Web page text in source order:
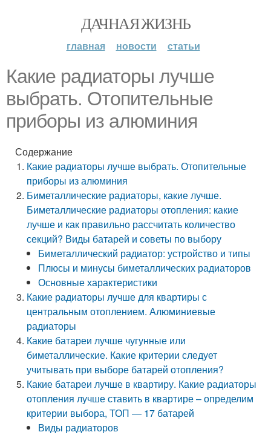
ДАЧНАЯ ЖИЗНЬ
главная новости статьи
Какие радиаторы лучше
выбрать. Отопительные
приборы из алюминия
Содержание
Какие радиаторы лучше выбрать. Отопительные
приборы из алюминия
Биметаллические радиаторы, какие лучше.
Биметаллические радиаторы отопления: какие
лучше и как правильно рассчитать количество
секций? Виды батарей и советы по выбору
Биметаллический радиатор: устройство и типы
Плюсы и минусы биметаллических радиаторов
Основные характеристики
Какие радиаторы лучше для квартиры с
центральным отоплением. Алюминиевые
радиаторы
Какие батареи лучше чугунные или
биметаллические. Какие критерии следует
учитывать при выборе батарей отопления?
Какие батареи лучше в квартиру. Какие радиаторы
отопления лучше ставить в квартире – определим
критерии выбора, ТОП — 17 батарей
Виды радиаторов